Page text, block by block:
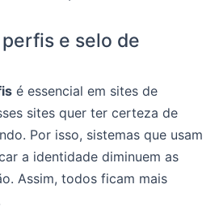
e selo de
é essencial em sites de
sites quer ter certeza de
Por isso, sistemas que usam
a identidade diminuem as
Assim, todos ficam mais